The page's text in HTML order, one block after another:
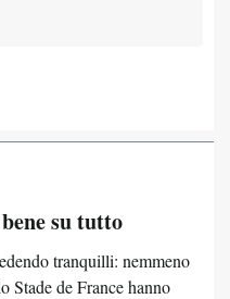
su tutto
tranquilli: nemmeno
Stade de France hanno